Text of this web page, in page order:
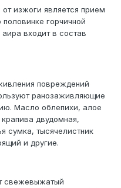
изжоги является прием
горчичной
входит в состав
повреждений
ранозаживляющие
Масло облепихи, алое
двудомная,
сумка, тысячелистник
и другие.
свежевыжатый